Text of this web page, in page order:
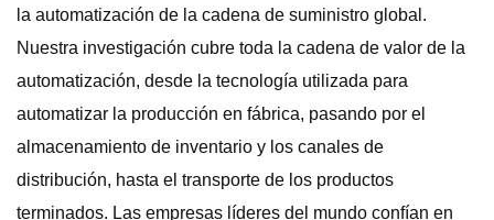
la automatización de la cadena de suministro global.
Nuestra investigación cubre toda la cadena de valor de la
automatización, desde la tecnología utilizada para
automatizar la producción en fábrica, pasando por el
almacenamiento de inventario y los canales de
distribución, hasta el transporte de los productos
terminados. Las empresas líderes del mundo confían en